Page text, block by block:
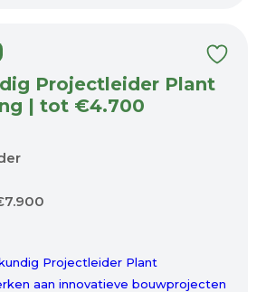
Projectleider Plant
| tot €4.700
Projectleider Plant
aan innovatieve bouwprojecten